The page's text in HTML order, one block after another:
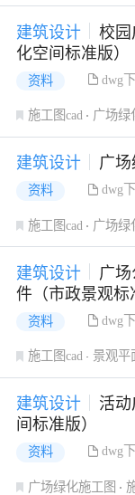
建筑设计
校园
化空间标准版）
资料 dwg
施工图cad 广场绿
建筑设计 广
资料 dwg
施工图cad 广场绿
建筑设计
广
件（市政景观标
资料 dwg
施工图cad 景观平
建筑设计
活
间标准版）
资料 dwg
广场绿化施工图